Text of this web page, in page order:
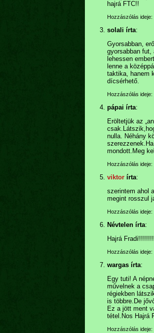
hajrá FTC!!
Hozzászólás ideje:
solali írta:
Gyorsabban,
gyorsabban fut,
lehessen
lenne a
taktika, hanem
dícsérhető.
Hozzászólás ideje:
pápai írta:
Eröltetjük az
nulla. Néhány
mondott.Meg
Hozzászólás ideje:
viktor írta:
szerintem ahol
megint rosszul
Hozzászólás ideje:
Névtelen írta:
Hajrá
Hozzászólás ideje:
wargas írta:
Egy tuti! A
művelnek a
régiekben
is többre.De
Ez a jött ment
tétel.Nos Hajrá
Hozzászólás ideje: